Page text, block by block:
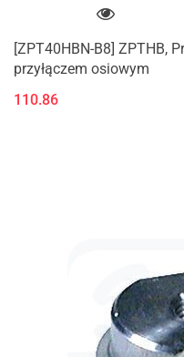
[ZPT40HBN-B8] ZPTHB,
przyłączem osiowym
110.86